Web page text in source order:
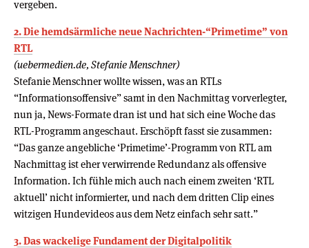
vergeben.
2. Die hemdsärmliche neue Nachrichten-“Primetime” von
RTL
(uebermedien.de, Stefanie Menschner)
Stefanie Menschner wollte wissen, was an RTLs
“Informationsoffensive” samt in den Nachmittag vorverlegter,
nun ja, News-Formate dran ist und hat sich eine Woche das
RTL-Programm angeschaut. Erschöpft fasst sie zusammen:
“Das ganze angebliche ‘Primetime’-Programm von RTL am
Nachmittag ist eher verwirrende Redundanz als offensive
Information. Ich fühle mich auch nach einem zweiten ‘RTL
aktuell’ nicht informierter, und nach dem dritten Clip eines
witzigen Hundevideos aus dem Netz einfach sehr satt.”
3. Das wackelige Fundament der Digitalpolitik